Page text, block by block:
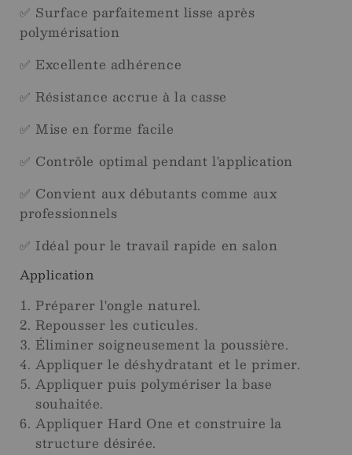
✅ Surface parfaitement lisse après
polymérisation
✅ Excellente adhérence
✅ Résistance accrue à la casse
✅ Mise en forme facile
✅ Contrôle optimal pendant l'application
✅ Convient aux débutants comme aux
professionnels
✅ Idéal pour le travail rapide en salon
Application
Préparer l'ongle naturel.
Repousser les cuticules.
Éliminer soigneusement la poussière.
Appliquer le déshydratant et le primer.
Appliquer puis polymériser la base
souhaitée.
Appliquer Hard One et construire la
structure désirée.